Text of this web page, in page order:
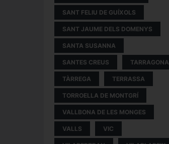
SANT FELIU DE GUÍXOLS
SANT JAUME DELS DOMENYS
SANTA SUSANNA
SANTES CREUS TARRAGONA
TÀRREGA TERRASSA
TORROELLA DE MONTGRÍ
VALLBONA DE LES MONGES
VALLS VIC